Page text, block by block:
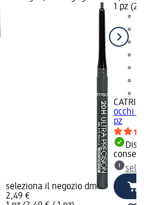
seleziona il negozio dm
2,49 €
1 pz
CATRICE
occhi
pz